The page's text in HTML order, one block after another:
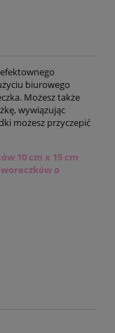
biurowego
Możesz także
wywiązując
możesz przyczepić
10 cm x 15 cm
woreczków o